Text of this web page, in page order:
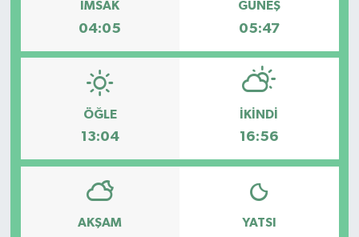
İMSAK
04:05
GÜNEŞ
05:47
ÖĞLE
13:04
İKINDI
16:56
AKŞAM YATSI